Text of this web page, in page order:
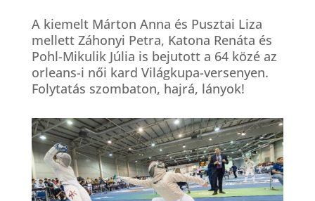
A kiemelt Márton Anna és Pusztai Liza
mellett Záhonyi Petra, Katona Renáta és
Pohl-Mikulik Júlia is bejutott a 64 közé az
orleans-i női kard Világkupa-versenyen.
Folytatás szombaton, hajrá, lányok!